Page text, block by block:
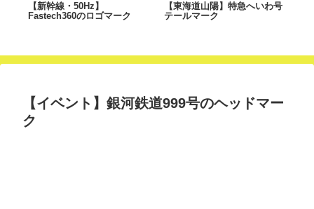
【新幹線・50Hz】
Fastech360のロゴマーク
【東海道山陽】特急へいわ号
テールマーク
【イベント】銀河鉄道999号のヘッドマー
ク